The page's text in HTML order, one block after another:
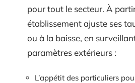
pour tout le secteur. À
établissement ajuste ses
ou à la baisse, en
paramètres extérieurs :
L’appétit des particuliers